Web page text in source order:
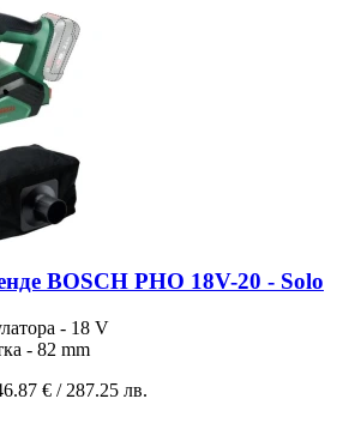
BOSCH PHO 18V-20 - Solo
- 18 V
- 82 mm
€ / 287.25 лв.